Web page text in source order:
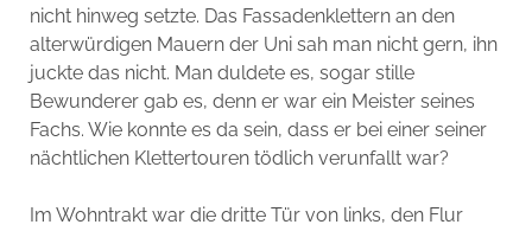
nicht hinweg setzte. Das Fassadenklettern an den
alterwürdigen Mauern der Uni sah man nicht gern, ihn
juckte das nicht. Man duldete es, sogar stille
Bewunderer gab es, denn er war ein Meister seines
Fachs. Wie konnte es da sein, dass er bei einer seiner
nächtlichen Klettertouren tödlich verunfallt war?
Im Wohntrakt war die dritte Tür von links, den Flur